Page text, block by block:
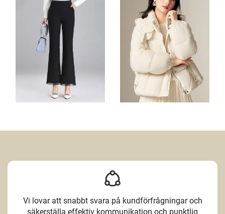
Vi lovar att snabbt svara på kundförfrågningar och
säkerställa effektiv kommunikation och punktlig